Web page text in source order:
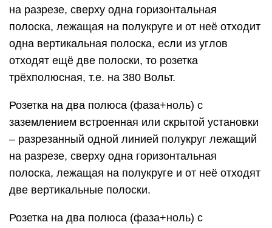
на разрезе, сверху одна горизонтальная
полоска, лежащая на полукруге и от неё отходит
одна вертикальная полоска, если из углов
отходят ещё две полоски, то розетка
трёхполюсная, т.е. на 380 Вольт.
Розетка на два полюса (фаза+ноль) с
заземлением встроенная или скрытой установки
– разрезанный одной линией полукруг лежащий
на разрезе, сверху одна горизонтальная
полоска, лежащая на полукруге и от неё отходят
две вертикальные полоски.
Розетка на два полюса (фаза+ноль) с